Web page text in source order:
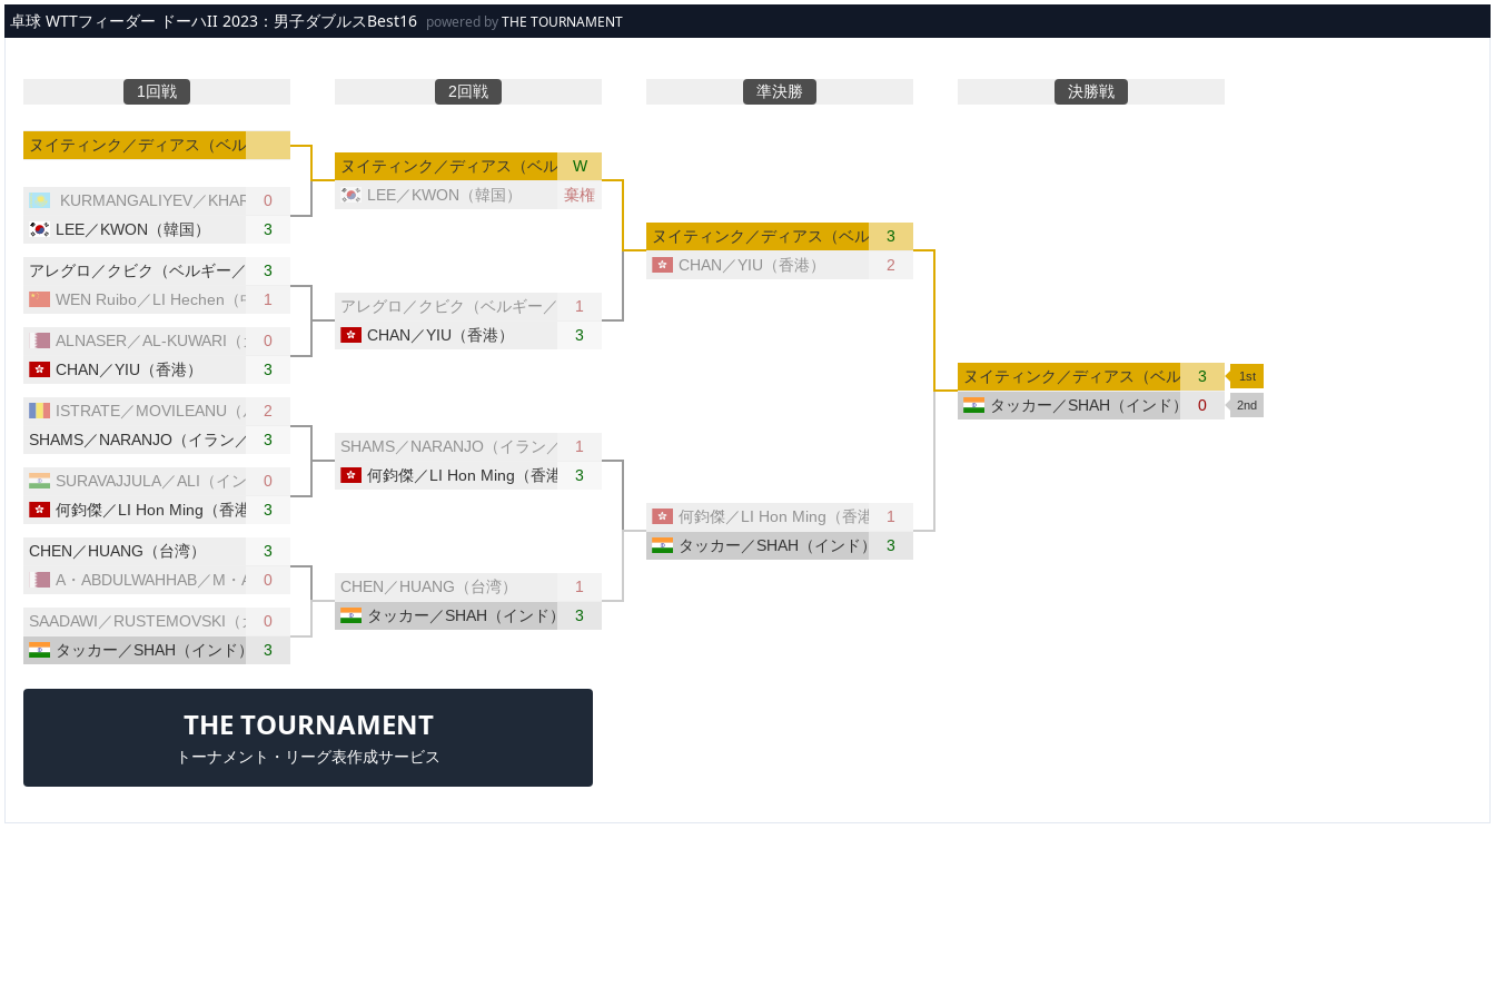
メインコンテンツへスキップ
卓球 WTTフィーダー ドーハII 2023：男子ダブルスBest16 powered byTHE TOURNAMENT
1回戦 2回戦 準決勝 決勝戦
ヌイティンク／ディアス（ベルギー／ポーランド）
KURMANGALIYEV／KHARKI（カザフスタン）
0
LEE／KWON（韓国）
3
アレグロ／クビク（ベルギー／ポーランド）
3
WEN Ruibo／LI Hechen（中国）
1
ALNASER／AL-KUWARI（カタール）
0
CHAN／YIU（香港）
3
ISTRATE／MOVILEANU（ルーマニア）
2
SHAMS／NARANJO（イラン／プエルトリコ）
3
SURAVAJJULA／ALI（インド）
0
何鈞傑／LI Hon Ming（香港）3
CHEN／HUANG（台湾）
3
A・ABDULWAHHAB／M・ABDULWAHHAB（カタール）
0
SAADAWI／RUSTEMOVSKI（カタール／北マケドニア）
0
タッカー／SHAH（インド）
3
ヌイティンク／ディアス（ベルギー／ポーランド）
W
LEE／KWON（韓国）
棄権
アレグロ／クビク（ベルギー／ポーランド）
1
CHAN／YIU（香港）
3
SHAMS／NARANJO（イラン／プエルトリコ）
1
何鈞傑／LI Hon Ming（香港）3
CHEN／HUANG（台湾）
1
タッカー／SHAH（インド）
3
ヌイティンク／ディアス（ベルギー／ポーランド）
3
CHAN／YIU（香港）
2
何鈞傑／LI Hon Ming（香港）1
タッカー／SHAH（インド）
3
ヌイティンク／ディアス（ベルギー／ポーランド）
3
タッカー／SHAH（インド）
0
THE TOURNAMENT
トーナメント・リーグ表作成サービス